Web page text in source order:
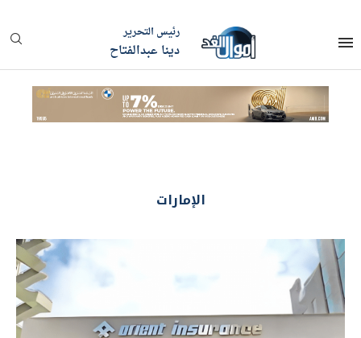
رئيس التحرير
دينا عبدالفتاح
الإمارات